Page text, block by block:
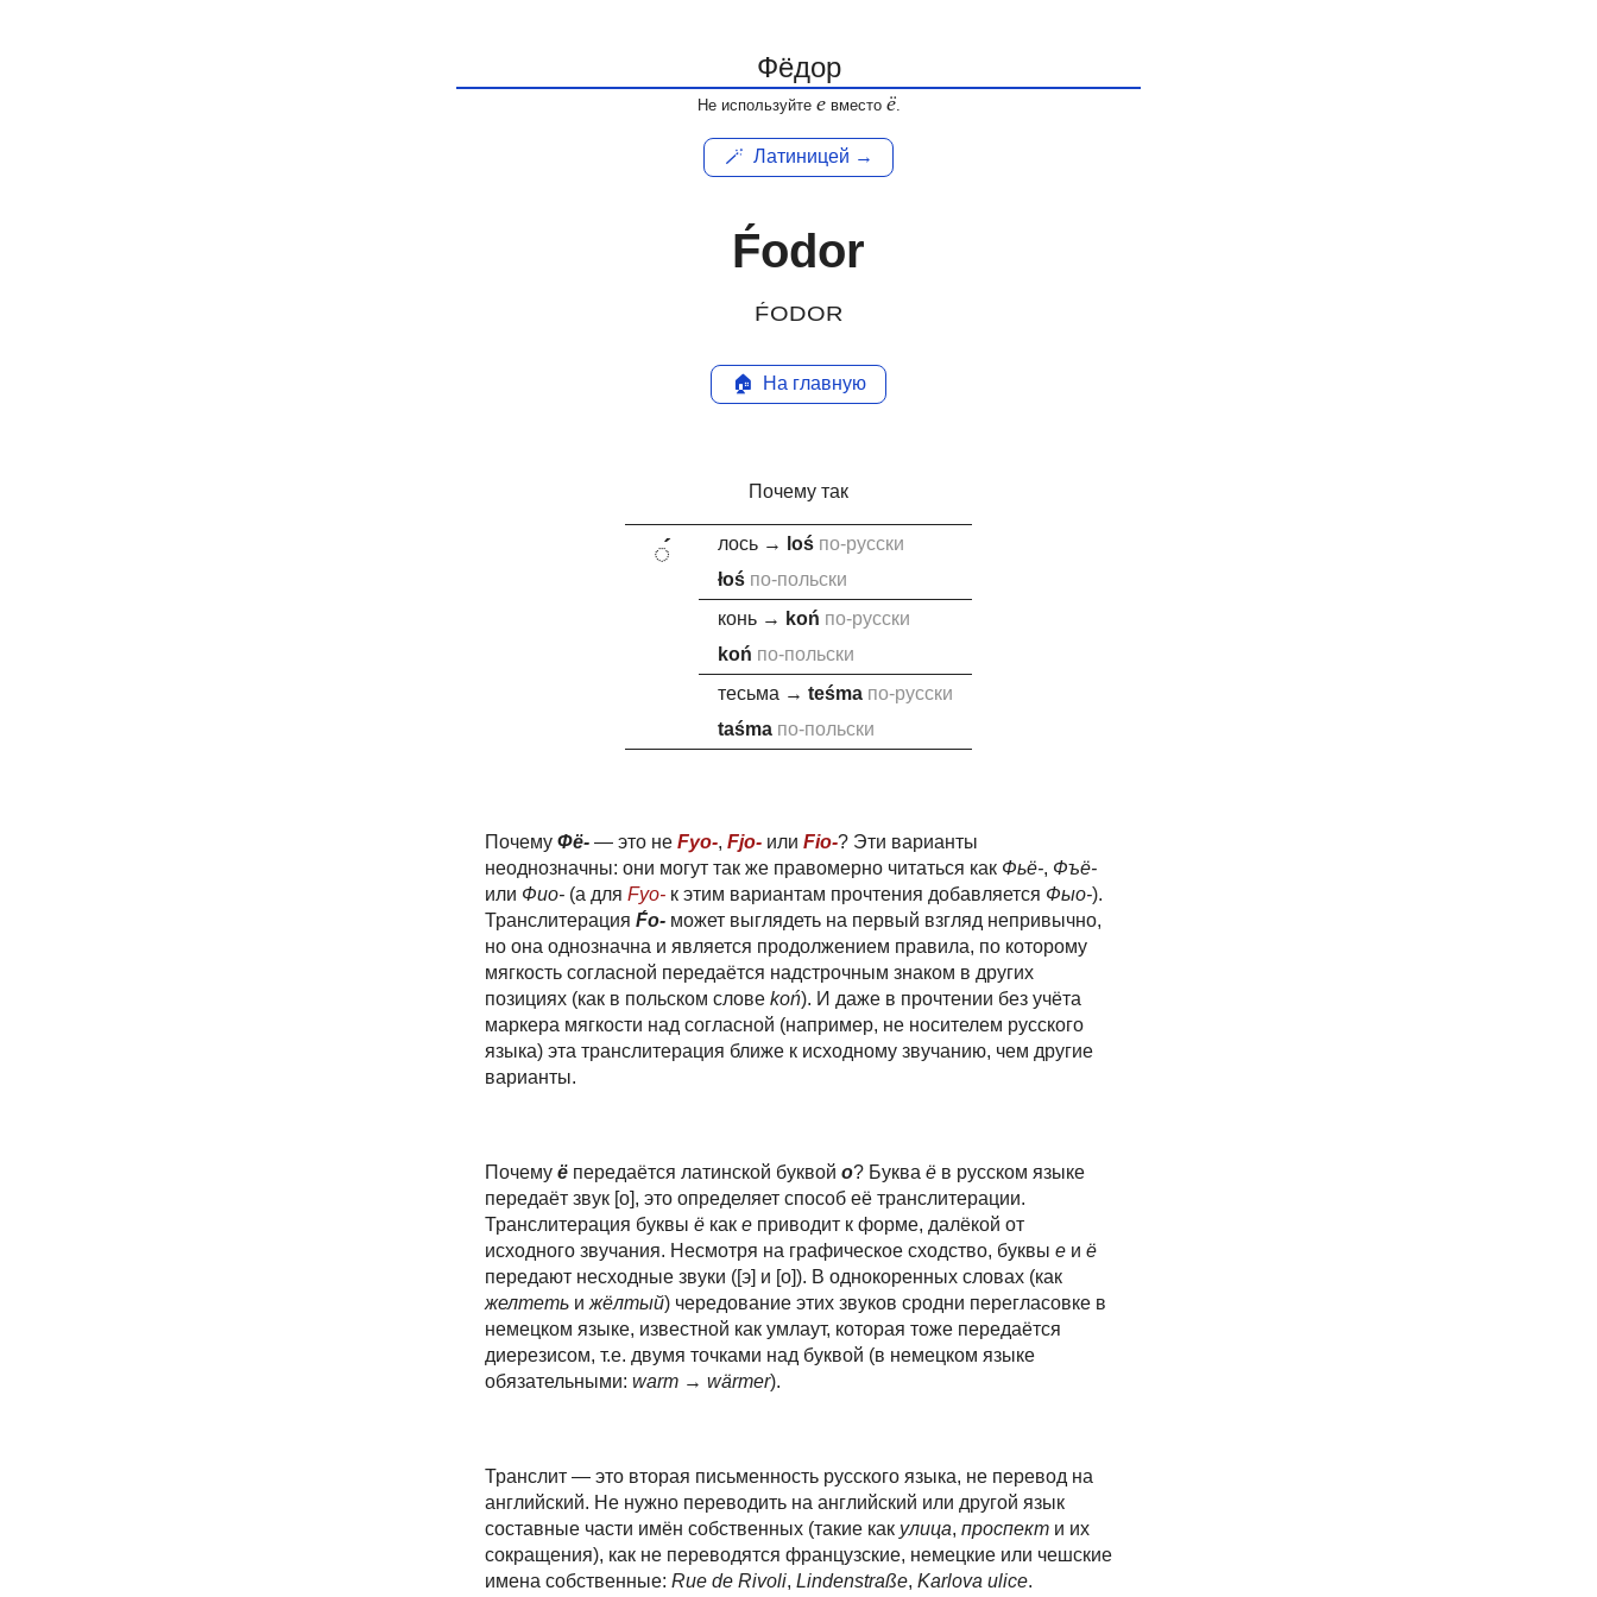
Не используйте евместо ё.
🪄 Латиницей →
F́odor
F́ODOR
🏠 На главную
Почему так
◌́ лось → loś по-русски
łoś по-польски
конь → koń по-русски
koń по-польски
тесьма → teśma по-русски
taśma по-польски
Почему Фё- — это не Fyo-, Fjo- или Fio-? Эти варианты
неоднозначны: они могут так же правомерно читаться как Фьё-, Фъё-
или Фио- (а для Fyo- к этим вариантам прочтения добавляется Фыо-).
Транслитерация F́o- может выглядеть на первый взгляд непривычно,
но она однозначна и является продолжением правила, по которому
мягкость согласной передаётся надстрочным знаком в других
позициях (как в польском слове koń). И даже в прочтении без учёта
маркера мягкости над согласной (например, не носителем русского
языка) эта транслитерация ближе к исходному звучанию, чем другие
варианты.
Почему ё передаётся латинской буквой o? Буква ё в русском языке
передаёт звук [о], это определяет способ её транслитерации.
Транслитерация буквы ё как е приводит к форме, далёкой от
исходного звучания. Несмотря на графическое сходство, буквы е и ё
передают несходные звуки ([э] и [о]). В однокоренных словах (как
желтеть и жёлтый) чередование этих звуков сродни перегласовке в
немецком языке, известной как умлаут, которая тоже передаётся
диерезисом, т.е. двумя точками над буквой (в немецком языке
обязательными: warm → wärmer).
Транслит — это вторая письменность русского языка, не перевод на
английский. Не нужно переводить на английский или другой язык
составные части имён собственных (такие как улица, проспект и их
сокращения), как не переводятся французские, немецкие или чешские
имена собственные: Rue de Rivoli, Lindenstraße, Karlova ulice.